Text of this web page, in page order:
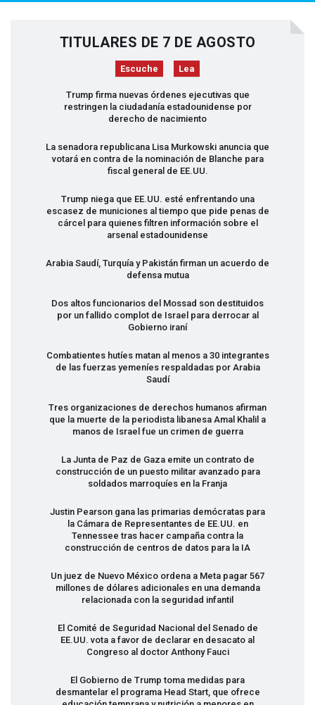
TITULARES DE 7 DE AGOSTO
Escuche Lea
Trump firma nuevas órdenes ejecutivas que
restringen la ciudadanía estadounidense por
derecho de nacimiento
La senadora republicana Lisa Murkowski anuncia que
votará en contra de la nominación de Blanche para
fiscal general de EE.UU.
Trump niega que EE.UU. esté enfrentando una
escasez de municiones al tiempo que pide penas de
cárcel para quienes filtren información sobre el
arsenal estadounidense
Arabia Saudí, Turquía y Pakistán firman un acuerdo de
defensa mutua
Dos altos funcionarios del Mossad son destituidos
por un fallido complot de Israel para derrocar al
Gobierno iraní
Combatientes hutíes matan al menos a 30 integrantes
de las fuerzas yemeníes respaldadas por Arabia
Saudí
Tres organizaciones de derechos humanos afirman
que la muerte de la periodista libanesa Amal Khalil a
manos de Israel fue un crimen de guerra
La Junta de Paz de Gaza emite un contrato de
construcción de un puesto militar avanzado para
soldados marroquíes en la Franja
Justin Pearson gana las primarias demócratas para
la Cámara de Representantes de EE.UU. en
Tennessee tras hacer campaña contra la
construcción de centros de datos para la IA
Un juez de Nuevo México ordena a Meta pagar 567
millones de dólares adicionales en una demanda
relacionada con la seguridad infantil
El Comité de Seguridad Nacional del Senado de
EE.UU. vota a favor de declarar en desacato al
Congreso al doctor Anthony Fauci
El Gobierno de Trump toma medidas para
desmantelar el programa Head Start, que ofrece